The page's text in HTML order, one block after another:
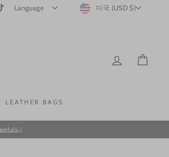
TikTok 미국 (USD $)
LOG IN
LEATHER BAGS